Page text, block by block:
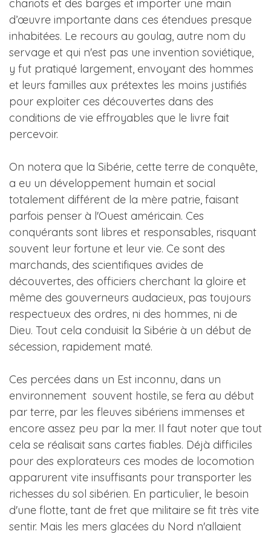
chariots et des barges et importer une main
d’œuvre importante dans ces étendues presque
inhabitées. Le recours au goulag, autre nom du
servage et qui n'est pas une invention soviétique,
y fut pratiqué largement, envoyant des hommes
et leurs familles aux prétextes les moins justifiés
pour exploiter ces découvertes dans des
conditions de vie effroyables que le livre fait
percevoir.
On notera que la Sibérie, cette terre de conquête,
a eu un développement humain et social
totalement différent de la mère patrie, faisant
parfois penser à l'Ouest américain. Ces
conquérants sont libres et responsables, risquant
souvent leur fortune et leur vie. Ce sont des
marchands, des scientifiques avides de
découvertes, des officiers cherchant la gloire et
même des gouverneurs audacieux, pas toujours
respectueux des ordres, ni des hommes, ni de
Dieu. Tout cela conduisit la Sibérie à un début de
sécession, rapidement maté.
Ces percées dans un Est inconnu, dans un
environnement souvent hostile, se fera au début
par terre, par les fleuves sibériens immenses et
encore assez peu par la mer. Il faut noter que tout
cela se réalisait sans cartes fiables. Déjà difficiles
pour des explorateurs ces modes de locomotion
apparurent vite insuffisants pour transporter les
richesses du sol sibérien. En particulier, le besoin
d'une flotte, tant de fret que militaire se fit très vite
sentir. Mais les mers glacées du Nord n'allaient